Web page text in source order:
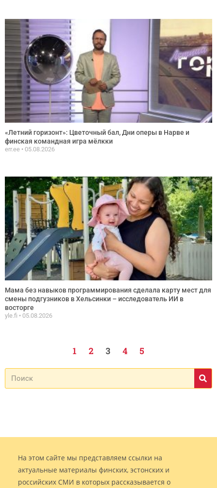
«Летний горизонт»: Цветочный бал, Дни оперы в Нарве и
финская командная игра мёлкки
err.ee 05.08.2026
Мама без навыков программирования сделала карту мест для
смены подгузников в Хельсинки – исследователь ИИ в
восторге
yle.fi 05.08.2026
1 2 3 4 5
На этом сайте мы представляем ссылки на
актуальные материалы финских, эстонских и
российских СМИ в которых рассказывается о